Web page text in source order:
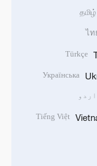
தமிழ்
ไท
Türkçe
Українська
اردو
Tiếng Việt